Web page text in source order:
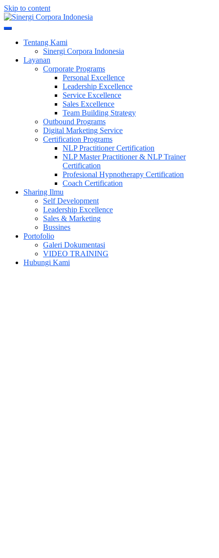
Skip to content
Sinergi Corpora Indonesia
Tentang Kami
Sinergi Corpora Indonesia
Layanan
Corporate Programs
Personal Excellence
Leadership Excellence
Service Excellence
Sales Excellence
Team Building Strategy
Outbound Programs
Digital Marketing Service
Certification Programs
NLP Practitioner Certification
NLP Master Practitioner & NLP Trainer
Certification
Profesional Hypnotherapy Certification
Coach Certification
Sharing Ilmu
Self Development
Leadership Excellence
Sales & Marketing
Bussines
Portofolio
Galeri Dokumentasi
VIDEO TRAINING
Hubungi Kami